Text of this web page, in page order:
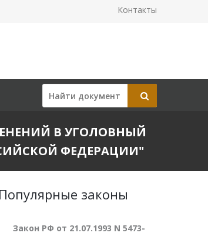
Контакты
В УГОЛОВНЫЙ
ФЕДЕРАЦИИ"
Популярные законы
Закон РФ от 21.07.1993 N 5473-